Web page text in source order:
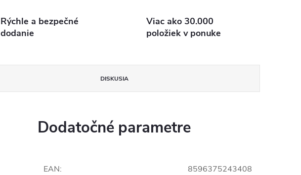
Rýchle a bezpečné
dodanie
Viac ako 30.000
položiek v ponuke
DISKUSIA
Dodatočné parametre
EAN: 8596375243408